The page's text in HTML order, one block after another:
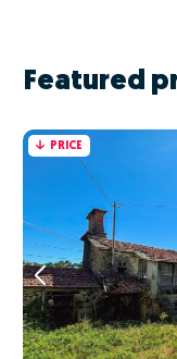
Featured
PRICE